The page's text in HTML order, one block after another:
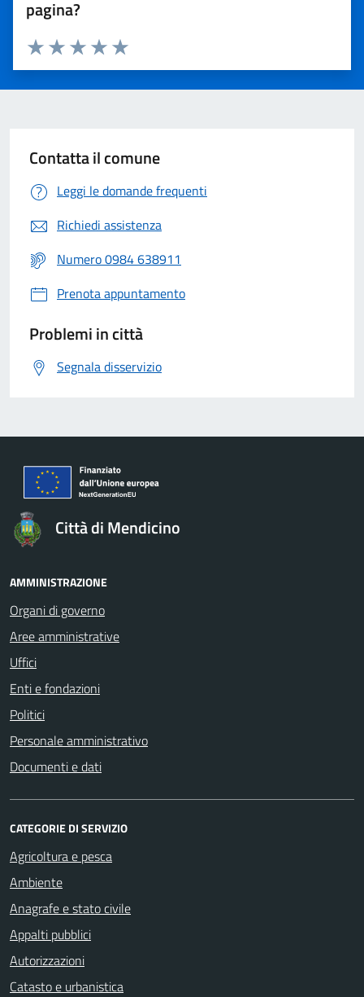
pagina?
Valuta 5 stelle su 5
Valuta 4 stelle su 5
Valuta 3 stelle su 5
Valuta 2 stelle su 5
Valuta 1 stelle su 5
Contatta il comune
Leggi le domande frequenti
Richiedi assistenza
Numero0984 638911
Prenota appuntamento
Problemi in città
Segnala disservizio
Città di Mendicino
AMMINISTRAZIONE
Organi di governo
Aree amministrative
Uffici
Enti e fondazioni
Politici
Personale amministrativo
Documenti e dati
CATEGORIE DI SERVIZIO
Agricoltura e pesca
Ambiente
Anagrafe e stato civile
Appalti pubblici
Autorizzazioni
Catasto e urbanistica